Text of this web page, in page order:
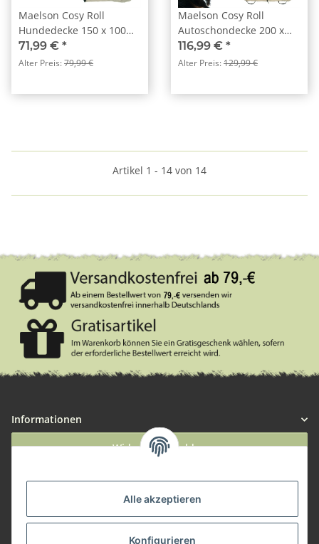
Alle akzeptieren
Konfigurieren
Maelson Cosy Roll
Hundedecke 150 x 100
cm
71,99 € *
Alter Preis:79,99 €
Maelson Cosy Roll
Autoschondecke 200 x
150 cm
116,99 € *
Alter Preis:129,99 €
Artikel 1 - 14 von 14
Informationen
Widerruf anmelden